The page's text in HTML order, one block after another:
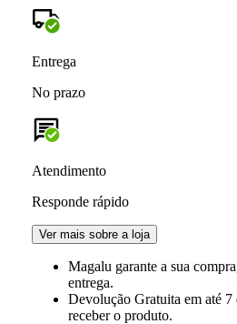
Entrega
No prazo
Atendimento
Responde rápido
Ver mais sobre a loja
Magalu garante a sua
entrega.
Devolução Gratuita em até 7
receber o produto.